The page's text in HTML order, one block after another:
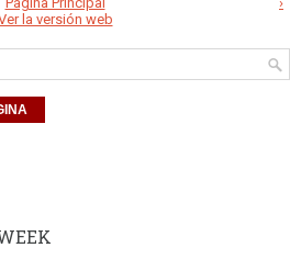
la versión web